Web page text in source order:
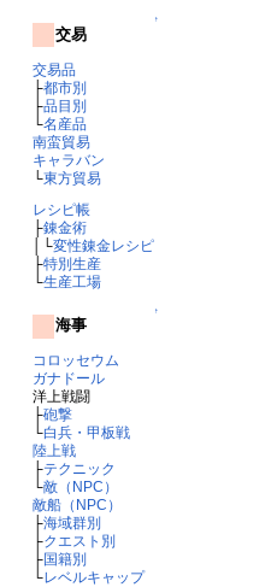
↑
交易
交易品
├都市別
├品目別
└名産品
南蛮貿易
キャラバン
└東方貿易
レシピ帳
├錬金術
│└変性錬金レシピ
├特別生産
└生産工場
↑
海事
コロッセウム
ガナドール
洋上戦闘
├砲撃
└白兵・甲板戦
陸上戦
├テクニック
└敵（NPC）
敵船（NPC）
├海域群別
├クエスト別
├国籍別
└レベルキャップ